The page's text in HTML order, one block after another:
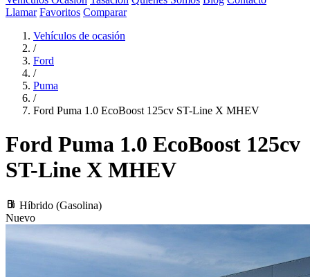
Llamar Favoritos Comparar
Vehículos de ocasión
/
Ford
/
Puma
/
Ford Puma 1.0 EcoBoost 125cv ST-Line X MHEV
Ford Puma 1.0 EcoBoost 125cv
ST-Line X MHEV
local_gas_station Híbrido (Gasolina)
Nuevo